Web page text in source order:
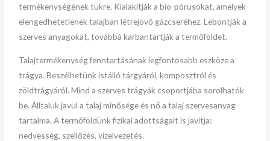
termékenységének tükre. Kialakítják a bio-pórusokat, amelyek
elengedhetetlenek talajban létrejövő gázcseréhez. Lebontják a
szerves anyagokat, továbbá karbantartják a termőföldet.
Talajtermékenység fenntartásának legfontosabb eszköze a
trágya. Beszélhetünk istálló tárgyáról, komposztról és
zöldtrágyáról. Mind a szerves trágyák csoportjába sorolhatók
be. Álltaluk javul a talaj minősége és nő a talaj szervesanyag
tartalma. A termőföldünk fizikai adottságait is javítja:
nedvesség, szellőzés, vízelvezetés.